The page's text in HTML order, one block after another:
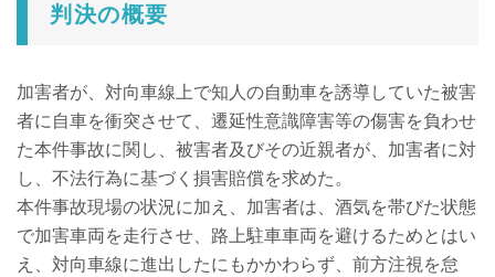
判決の概要
加害者が、対向車線上で知人の自動車を誘導していた被害
者に自車を衝突させて、遷延性意識障害等の傷害を負わせ
た本件事故に関し、被害者及びその近親者が、加害者に対
し、不法行為に基づく損害賠償を求めた。
本件事故現場の状況に加え、加害者は、酒気を帯びた状態
で加害車両を走行させ、路上駐車車両を避けるためとはい
え、対向車線に進出したにもかかわらず、前方注視を怠